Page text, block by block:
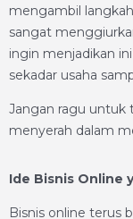
mengambil
sangat
ingin menjadikan
sekadar usaha
Jangan ragu untuk
menyerah dalam
Ide Bisnis Online
Bisnis online terus